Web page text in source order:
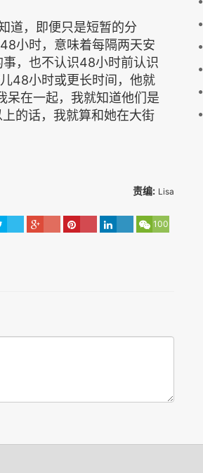
道，即便只是短暂的分
小时，意味着每隔两天安
，也不认识48小时前认识
48小时或更长时间，他就
呆在一起，我就知道他们是
的话，我就算和她在大街
责编: Lisa
100